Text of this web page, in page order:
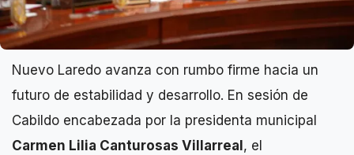
Nuevo Laredo avanza con rumbo firme hacia un
futuro de estabilidad y desarrollo. En sesión de
Cabildo encabezada por la presidenta municipal
Carmen Lilia Canturosas Villarreal , el